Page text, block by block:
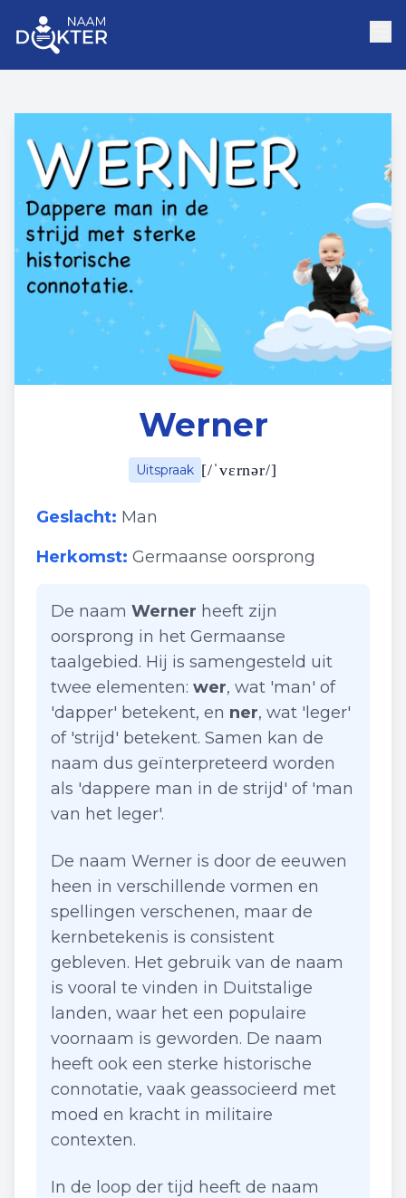
Werner
Uitspraak [/ˈvɛrnər/]
Geslacht: Man
Herkomst: Germaanse oorsprong
De naam Werner heeft zijn
oorsprong in het Germaanse
taalgebied. Hij is samengesteld uit
twee elementen: wer, wat 'man' of
'dapper' betekent, en ner, wat 'leger'
of 'strijd' betekent. Samen kan de
naam dus geïnterpreteerd worden
als 'dappere man in de strijd' of 'man
van het leger'.
De naam Werner is door de eeuwen
heen in verschillende vormen en
spellingen verschenen, maar de
kernbetekenis is consistent
gebleven. Het gebruik van de naam
is vooral te vinden in Duitstalige
landen, waar het een populaire
voornaam is geworden. De naam
heeft ook een sterke historische
connotatie, vaak geassocieerd met
moed en kracht in militaire
contexten.
In de loop der tijd heeft de naam